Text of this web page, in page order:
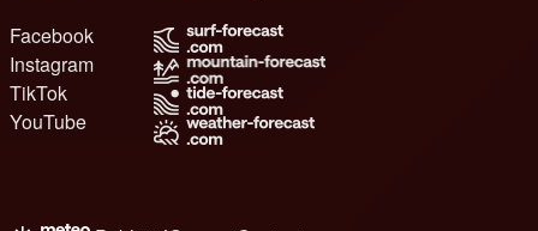
Facebook
Instagram
TikTok
YouTube